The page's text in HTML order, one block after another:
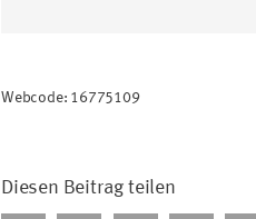
Webcode: 16775109
Diesen Beitrag teilen